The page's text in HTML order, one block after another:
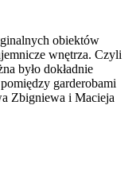
obiektów
wnętrza. Czyli
było dokładnie
garderobami
Zbigniewa i Macieja